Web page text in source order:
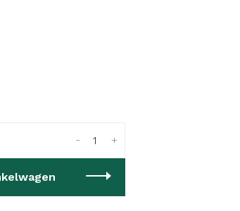
+
-